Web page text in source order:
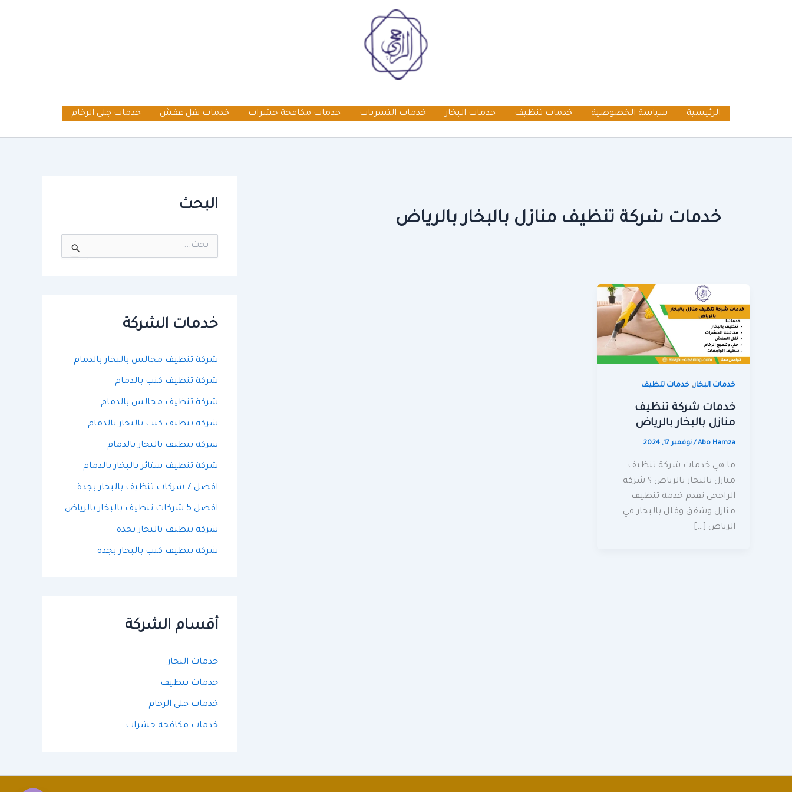
الرئيسية سياسة الخصوصية خدمات تنظيف خدمات البخار خدمات التسربات خدمات مكافحة حشرات خدمات نقل عفش خدمات جلي الرخام
خدمات شركة تنظيف منازل بالبخار بالرياض
خدمات البخار, خدمات تنظيف
خدمات شركة تنظيف
منازل بالبخار بالرياض
Abo Hamza
/نوفمبر 17, 2024
ما هي خدمات شركة تنظيف
منازل بالبخار بالرياض ؟ شركة
الراجحي تقدم خدمة تنظيف
منازل وشقق وفلل بالبخار في
الرياض […]
البحث
:خدمات الشركة
شركة تنظيف مجالس بالبخار بالدمام
شركة تنظيف كنب بالدمام
شركة تنظيف مجالس بالدمام
شركة تنظيف كنب بالبخار بالدمام
شركة تنظيف بالبخار بالدمام
شركة تنظيف ستائر بالبخار بالدمام
افضل 7 شركات تنظيف بالبخار بجدة
افضل 5 شركات تنظيف بالبخار بالرياض
شركة تنظيف بالبخار بجدة
شركة تنظيف كنب بالبخار بجدة
أقسام الشركة
خدمات البخار
خدمات تنظيف
خدمات جلي الرخام
خدمات مكافحة حشرات